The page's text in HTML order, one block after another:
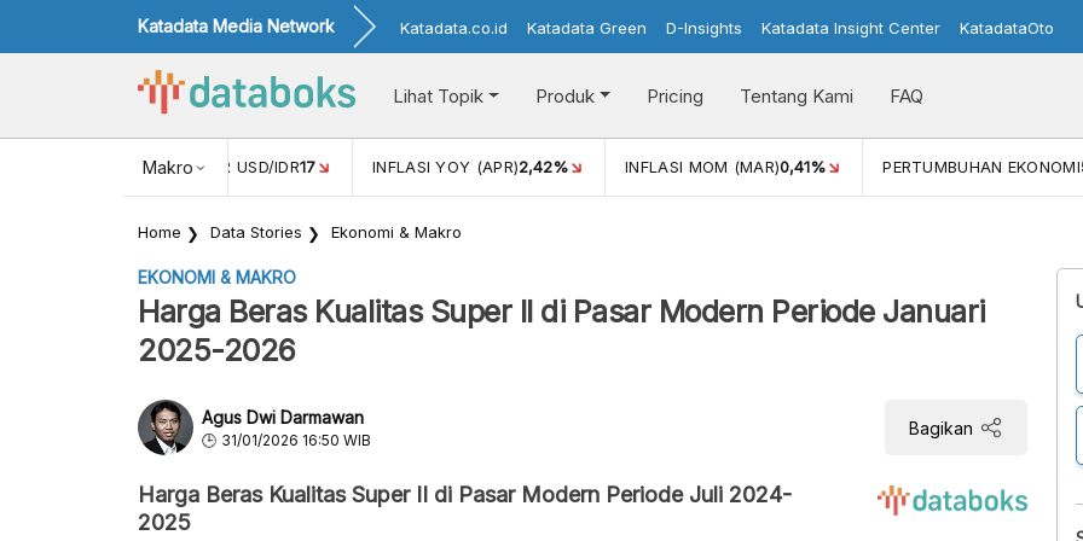
Katadata Media Network Katadata.co.id Katadata Green D-Insights Katadata Insight Center KatadataOto
Lihat Topik Produk Pricing Tentang Kami FAQ
Makro
NILAI TUKAR USD/IDR17 INFLASI YOY (APR)2,42% INFLASI MOM (MAR)0,41% PERTUMBUHAN EKONOMI
Home Data Stories Ekonomi & Makro
EKONOMI & MAKRO
Harga Beras Kualitas Super II di Pasar Modern Periode Januari
2025-2026
Agus Dwi Darmawan
31/01/2026 16:50 WIB
Bagikan
Harga Beras Kualitas Super II di Pasar Modern Periode Juli 2024-
2025